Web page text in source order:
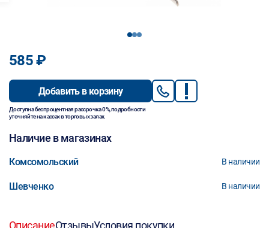
123
585 ₽
Добавить в корзину
Доступна беспроцентная рассрочка 0%, подробности
уточняйте на кассах в торговых залах.
Наличие в магазинах
Комсомольский В наличии
Шевченко В наличии
ОписаниеОтзывыУсловия покупки